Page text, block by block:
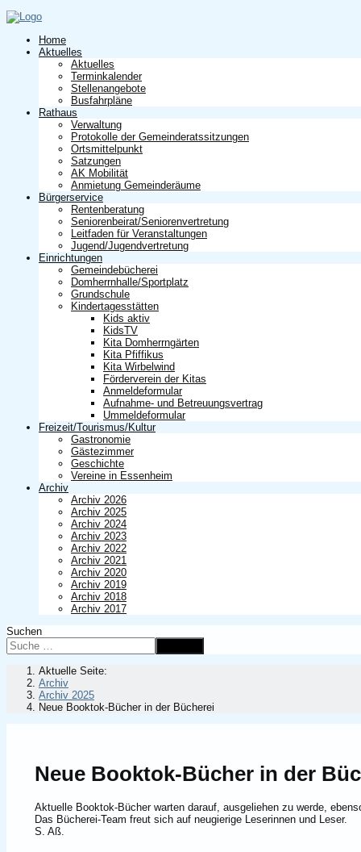
Home
Aktuelles
Aktuelles
Terminkalender
Stellenangebote
Busfahrpläne
Rathaus
Verwaltung
Protokolle der Gemeinderatssitzungen
Ortsmittelpunkt
Satzungen
AK Mobilität
Anmietung Gemeinderäume
Bürgerservice
Rentenberatung
Seniorenbeirat/Seniorenvertretung
Leitfaden für Veranstaltungen
Jugend/Jugendvertretung
Einrichtungen
Gemeindebücherei
Domherrnhalle/Sportplatz
Grundschule
Kindertagesstätten
Kids aktiv
KidsTV
Kita Domherrngärten
Kita Pfiffikus
Kita Wirbelwind
Förderverein der Kitas
Anmeldeformular
Aufnahme- und Betreuungsvertrag
Ummeldeformular
Freizeit/Tourismus/Kultur
Gastronomie
Gästezimmer
Geschichte
Vereine in Essenheim
Archiv
Archiv 2026
Archiv 2025
Archiv 2024
Archiv 2023
Archiv 2022
Archiv 2021
Archiv 2020
Archiv 2019
Archiv 2018
Archiv 2017
Suchen
Aktuelle Seite:
Archiv
Archiv 2025
Neue Booktok-Bücher in der Bücherei
Neue Booktok-Bücher in der
Aktuelle Booktok-Bücher warten darauf, ausgeliehen zu werde,
Das Bücherei-Team freut sich auf neugierige Leserinnen und Leser.
S. Aß.